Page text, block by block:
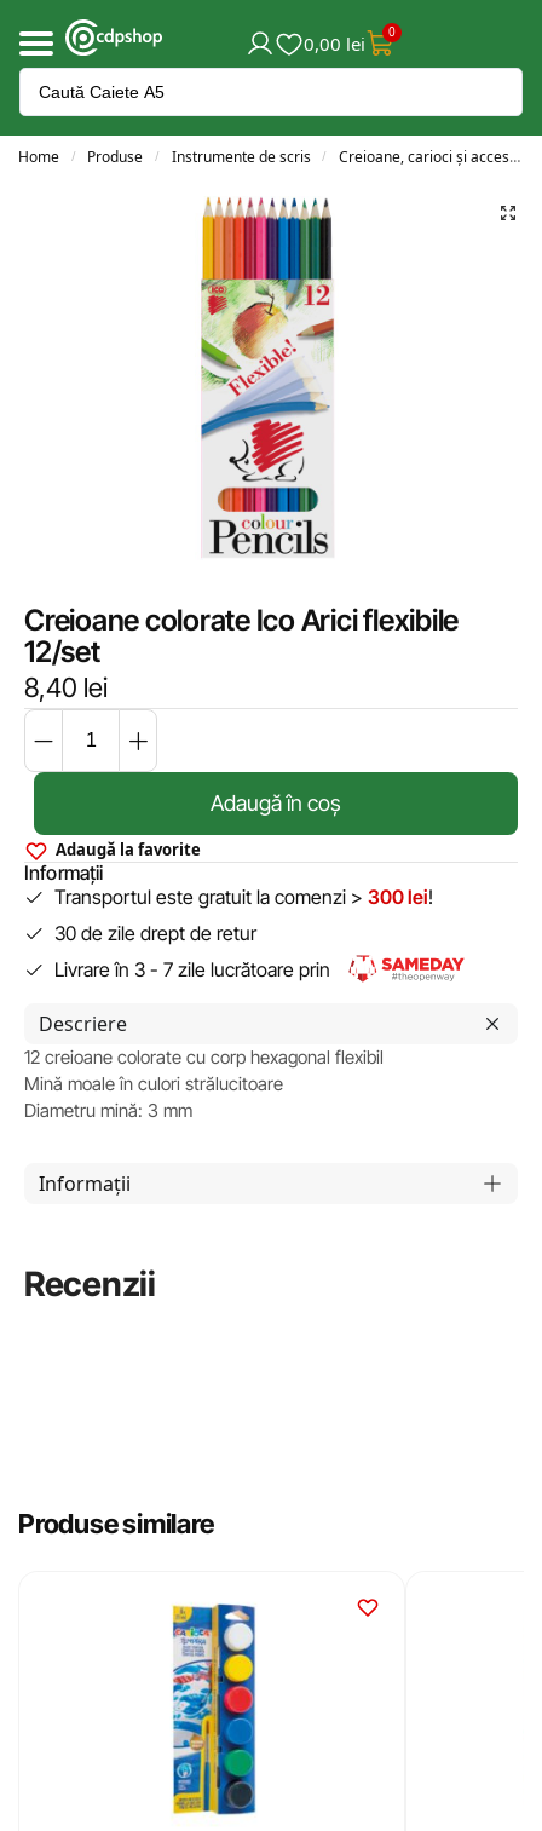
0,00 lei 0
Home / Produse / Instrumente de scris / Creioane, carioci și accesorii
Creioane colorate Ico Arici flexibile
12/set
8,40 lei
Adaugă în coș
Adaugă la favorite
Informații
Transportul este gratuit la comenzi > 300 lei!
30 de zile drept de retur
Livrare în 3 - 7 zile lucrătoare prin
Descriere
12 creioane colorate cu corp hexagonal flexibil
Mină moale în culori strălucitoare
Diametru mină: 3 mm
Informații
Recenzii
Produse similare